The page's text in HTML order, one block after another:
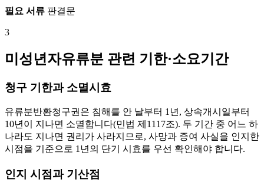
필요 서류 판결문
3
미성년자유류분 관련 기한·소요기간
청구 기한과 소멸시효
유류분반환청구권은 침해를 안 날부터 1년, 상속개시일부터
10년이 지나면 소멸합니다(민법 제1117조). 두 기간 중 어느 하
나라도 지나면 권리가 사라지므로, 사망과 증여 사실을 인지한
시점을 기준으로 1년의 단기 시효를 우선 확인해야 합니다.
인지 시점과 기산점